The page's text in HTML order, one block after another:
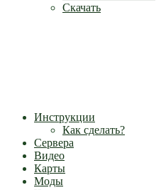
Скачать
Инструкции
Как сделать?
Сервера
Видео
Карты
Моды